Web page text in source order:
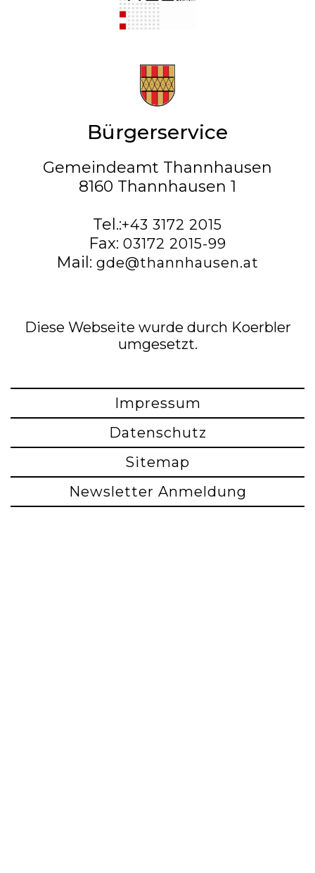
Bürgerservice
Gemeindeamt Thannhausen
8160 Thannhausen 1
Tel.:+43 3172 2015
Fax: 03172 2015-99
Mail: gde@thannhausen.at
Diese Webseite wurde durch Koerbler
umgesetzt.
Impressum
Datenschutz
Sitemap
Newsletter Anmeldung